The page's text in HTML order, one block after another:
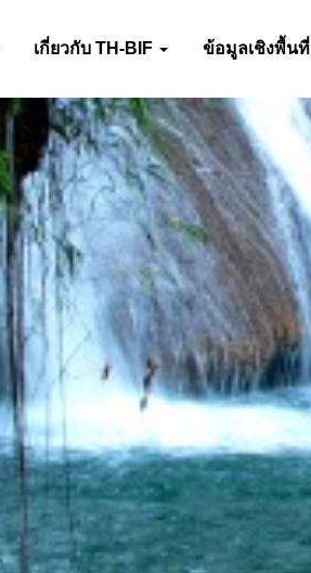
เกี่ยวกับ TH-BIF ข้อมูลเชิงพื้นที่